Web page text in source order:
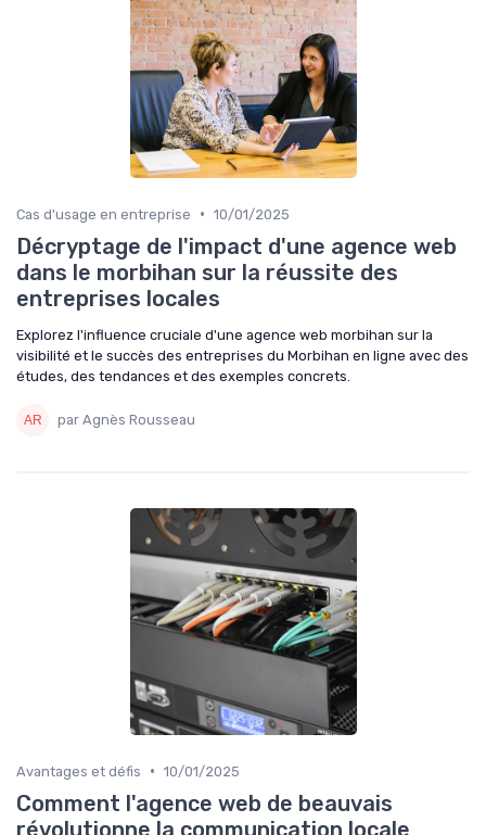
Cas d'usage en entreprise • 10/01/2025
Décryptage de l'impact d'une agence web
dans le morbihan sur la réussite des
entreprises locales
Explorez l'influence cruciale d'une agence web morbihan sur la
visibilité et le succès des entreprises du Morbihan en ligne avec des
études, des tendances et des exemples concrets.
par Agnès Rousseau
Avantages et défis • 10/01/2025
Comment l'agence web de beauvais
révolutionne la communication locale